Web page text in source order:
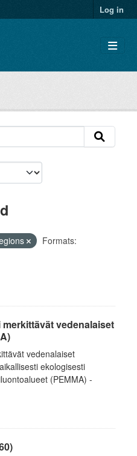
Log in
Formats:
vedenalaiset
vedenalaiset
ekologisesti
(PEMMA) -